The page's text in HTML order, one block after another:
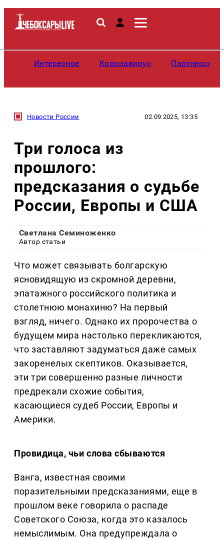
Интересное Коронавирус
Новости России 02.09.2025, 13:35
Три голоса из
прошлого:
предсказания о судьбе
России, Европы и США
Светлана Семиноженко
Автор статьи
Что может связывать болгарскую
ясновидящую из скромной деревни,
эпатажного российского политика и
столетнюю монахиню? На первый
взгляд, ничего. Однако их пророчества о
будущем мира настолько перекликаются,
что заставляют задуматься даже самых
закоренелых скептиков. Оказывается,
эти три совершенно разные личности
предрекали схожие события,
касающиеся судеб России, Европы и
Америки.
Провидица, чьи слова сбываются
Ванга, известная своими
поразительными предсказаниями, еще в
прошлом веке говорила о распаде
Советского Союза, когда это казалось
немыслимым. Она предупреждала о